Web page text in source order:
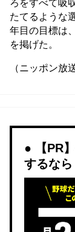
ろをすべて吸
たてるような
年目の目標は
を掲げた。
（ニッポン放
【PR
するなら